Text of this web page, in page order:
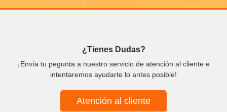
¿Tienes Dudas?
¡Envía tu pegunta a nuestro servicio de atención al cliente e
intentaremos ayudarte lo antes posible!
Atención al cliente